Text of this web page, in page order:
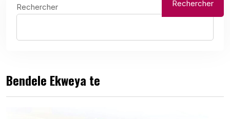
Rechercher Rechercher
Bendele Ekweya te